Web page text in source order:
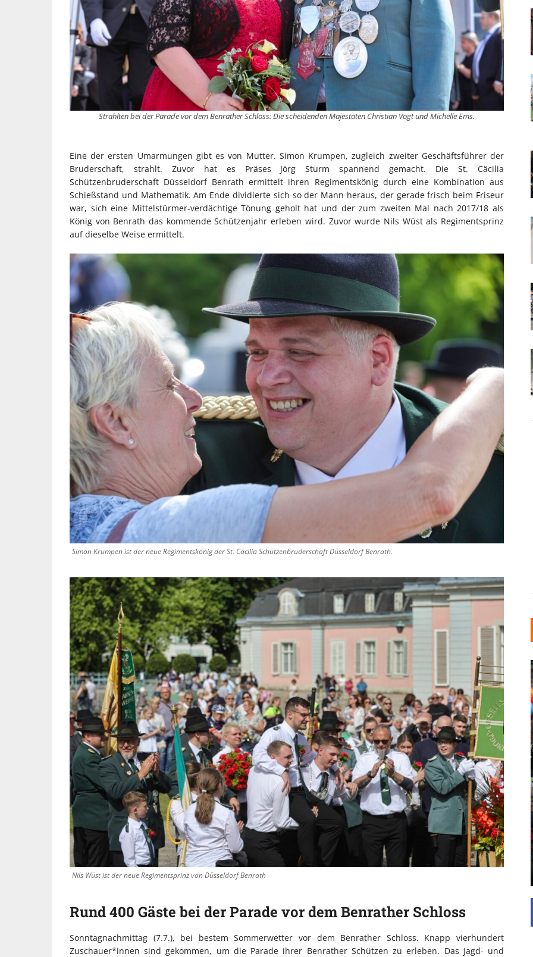
Strahlten bei der Parade vor dem Benrather Schloss: Die scheidenden Majestäten Christian Vogt und Michelle Ems.
Eine der ersten Umarmungen gibt es von Mutter. Simon Krumpen, zugleich zweiter Geschäftsführer der
Bruderschaft, strahlt. Zuvor hat es Präses Jörg Sturm spannend gemacht. Die St. Cäcilia
Schützenbruderschaft Düsseldorf Benrath ermittelt ihren Regimentskönig durch eine Kombination aus
Schießstand und Mathematik. Am Ende dividierte sich so der Mann heraus, der gerade frisch beim Friseur
war, sich eine Mittelstürmer-verdächtige Tönung geholt hat und der zum zweiten Mal nach 2017/18 als
König von Benrath das kommende Schützenjahr erleben wird. Zuvor wurde Nils Wüst als Regimentsprinz
auf dieselbe Weise ermittelt.
Simon Krumpen ist der neue Regimentskönig der St. Cäcilia Schützenbruderschaft Düsseldorf Benrath.
Nils Wüst ist der neue Regimentsprinz von Düsseldorf Benrath
Rund 400 Gäste bei der Parade vor dem Benrather Schloss
Sonntagnachmittag (7.7.), bei bestem Sommerwetter vor dem Benrather Schloss. Knapp vierhundert
Zuschauer*innen sind gekommen, um die Parade ihrer Benrather Schützen zu erleben. Das Jagd- und
INDUSTRIELLER CHIC: WIE
KUNSTSTOFFFENSTER DEN
LOFT-STIL IN IHREM
EINFAMILIENHAUS
UNTERSTÜTZEN
Die Inspiration des industriellen Chics sind die
Werkshallen des Industriezeitalters. Die Basis für
diesen Stil sind große Räume, schlicht gehalten
mit rustikalen Elementen und großen
Fensterflächen. Wie so vieles wurde ...